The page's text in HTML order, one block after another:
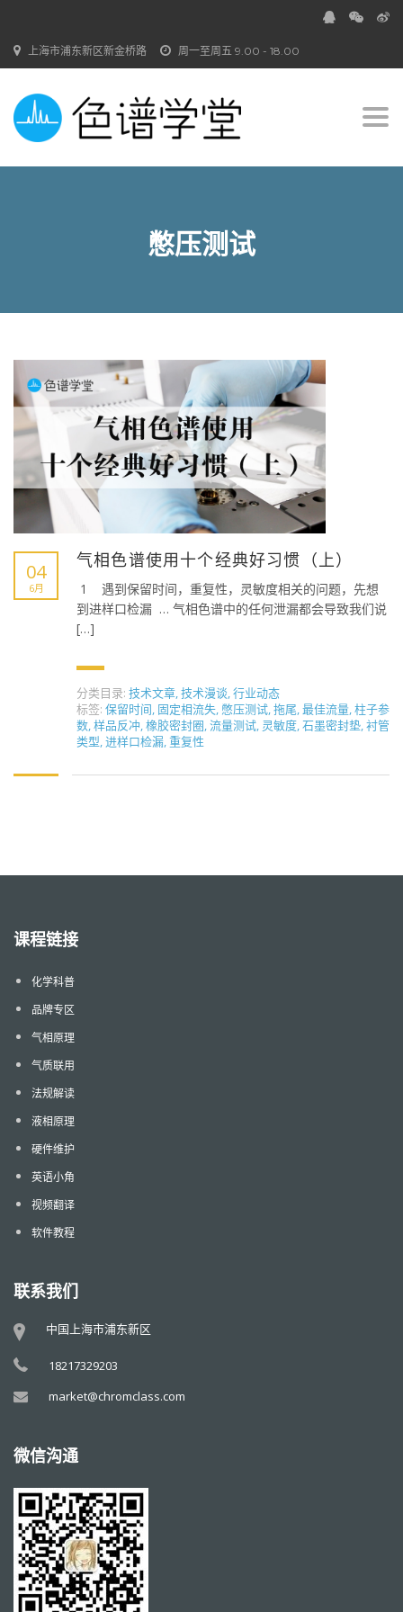
周一至周五 9.00 - 18.00
上海市浦东新区新金桥路
憋压测试
04
6月
气相色谱使用十个经典好习惯（上）
1 遇到保留时间，重复性，灵敏度相关的问题，先想
到进样口检漏 … 气相色谱中的任何泄漏都会导致我们说
[…]
分类目录: 技术文章,技术漫谈,行业动态
标签: 保留时间, 固定相流失, 憋压测试,拖尾,最佳流量,柱子参
数,样品反冲,橡胶密封圈,流量测试, 灵敏度,石墨密封垫,衬管
类型,进样口检漏,重复性
课程链接
化学科普
品牌专区
气相原理
气质联用
法规解读
液相原理
硬件维护
英语小角
视频翻译
软件教程
联系我们
中国上海市浦东新区
18217329203
market@chromclass.com
微信沟通